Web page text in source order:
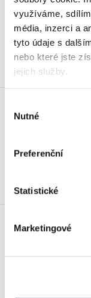
využíváme,
média, inzerci a
tyto údaje s
nebo které jste
jejich služby.
souhlasu
Nutné
Preferenční
Statistické
Marketingové
22 Kč
26,62
203,
240,79